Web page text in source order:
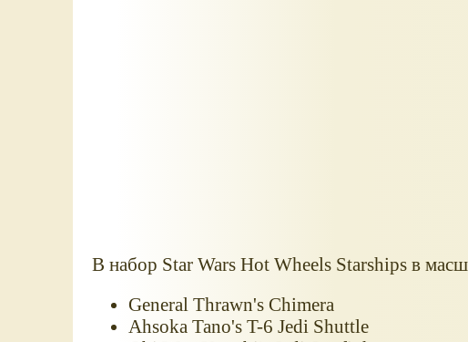
В набор Star Wars Hot Wheels Starships в
General Thrawn's Chimera
Ahsoka Tano's T-6 Jedi Shuttle